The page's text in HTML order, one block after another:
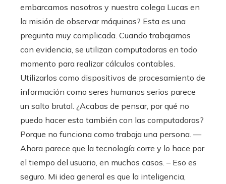
embarcamos nosotros y nuestro colega Lucas en
la misión de observar máquinas? Esta es una
pregunta muy complicada. Cuando trabajamos
con evidencia, se utilizan computadoras en todo
momento para realizar cálculos contables.
Utilizarlos como dispositivos de procesamiento de
información como seres humanos serios parece
un salto brutal. ¿Acabas de pensar, por qué no
puedo hacer esto también con las computadoras?
Porque no funciona como trabaja una persona. —
Ahora parece que la tecnología corre y lo hace por
el tiempo del usuario, en muchos casos. – Eso es
seguro. Mi idea general es que la inteligencia,